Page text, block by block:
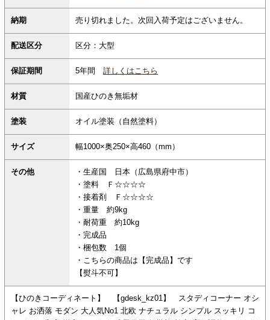
納期 売り切れました。次回入荷予定はございません。
配送区分 区分：大型
保証期間 5年間 詳しくはこちら
材質 国産ひのき無垢材
塗装 オイル塗装（自然塗料）
サイズ 幅1000×奥250×高460（mm）
その他
・生産国 日本（広島県府中市）
・塗料 Ｆ☆☆☆☆
・接着剤 Ｆ☆☆☆☆
・重量 約9kg
・耐荷重 約10kg
・完成品
・梱包数 1個
・こちらの商品は【完成品】です
【熨斗不可】
【ひのきコーディネート】 【gdesk_kz01】 スタディコーナー オシ
ャレ お洒落 モダン 大人気No1 北欧 ナチュラル シンプル スッキリ コ